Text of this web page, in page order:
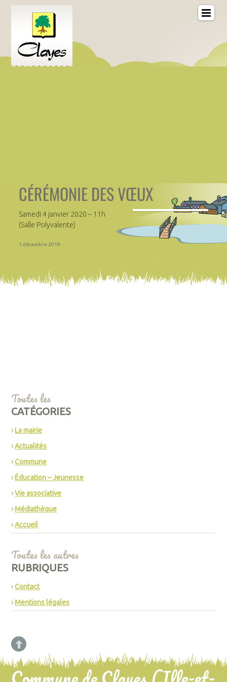
CÉRÉMONIE DES VŒUX
Samedi 4 janvier 2020 – 11h
(Salle Polyvalente)
1 décembre 2019
Toutes les
CATÉGORIES
La mairie
Actualités
Commune
Éducation – Jeunesse
Vie associative
Médiathèque
Accueil
Toutes les autres
RUBRIQUES
Contact
Mentions légales